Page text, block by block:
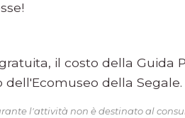
il costo della Guida
della Segale.
l'attività non è destinato al